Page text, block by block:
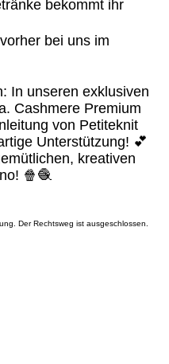
bekommt ihr
bei uns im
In unseren exklusiven
Cashmere Premium
von Petiteknit
Unterstützung! 💕
kreativen
🍿🧶
Der Rechtsweg ist ausgeschlossen.